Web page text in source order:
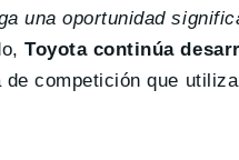
una oportunidad
Toyota continúa
competición que